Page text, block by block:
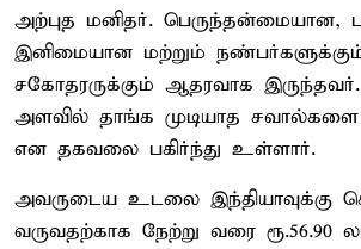
அற்புத மனிதர். பெருந்தன்மையான,
இனிமையான மற்றும்
சகோதரருக்கும் ஆதரவாக
அளவில் தாங்க முடியாத
என தகவலை பகிர்ந்து உள்ளார்.
அவருடைய உடலை இந்தியாவுக்கு
வருவதற்காக நேற்று வரை ரூ.56.90